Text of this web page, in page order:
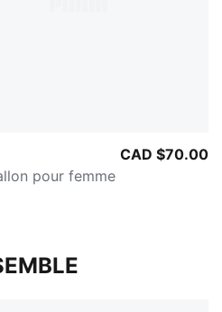
pour femme
CAD $70.00